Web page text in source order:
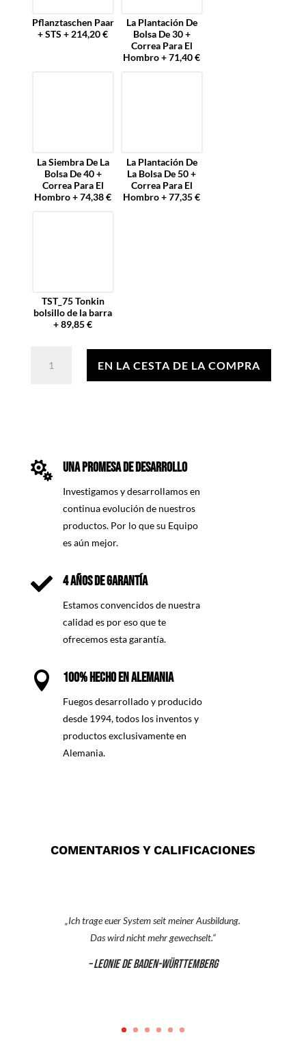
Pflanztaschen Paar
+ STS + 214,20 €
La Plantación De
Bolsa De 30 +
Correa Para El
Hombro + 71,40 €
La Siembra De La
Bolsa De 40 +
Correa Para El
Hombro + 74,38 €
La Plantación De
La Bolsa De 50 +
Correa Para El
Hombro + 77,35 €
TST_75 Tonkin
bolsillo de la barra
+ 89,85 €
EN LA CESTA DE LA COMPRA
 UNA PROMESA DE DESARROLLO
Investigamos y desarrollamos en
continua evolución de nuestros
productos. Por lo que su Equipo
es aún mejor.
 4 AÑOS DE GARANTÍA
Estamos convencidos de nuestra
calidad es por eso que te
ofrecemos esta garantía.
 100% HECHO EN ALEMANIA
Fuegos desarrollado y producido
desde 1994, todos los inventos y
productos exclusivamente en
Alemania.
COMENTARIOS Y CALIFICACIONES
„Ich trage euer System seit meiner Ausbildung.
Das wird nicht mehr gewechselt.“
– Leonie de Baden-Württemberg